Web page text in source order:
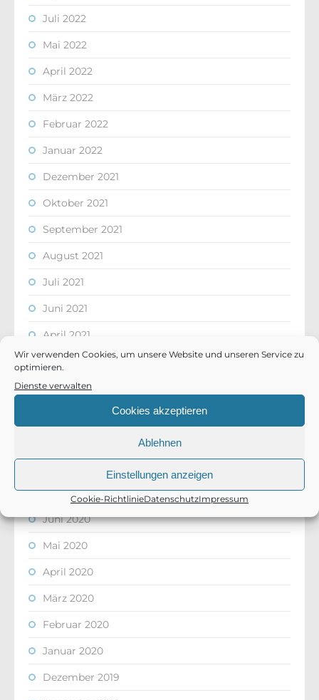
Wir verwenden Cookies, um unsere Website und unseren Service zu
optimieren.
Dienste verwalten
Cookies akzeptieren
Ablehnen
Einstellungen anzeigen
Cookie-RichtlinieDatenschutzImpressum
Juli 2022
Mai 2022
April 2022
März 2022
Februar 2022
Januar 2022
Dezember 2021
Oktober 2021
September 2021
August 2021
Juli 2021
Juni 2021
April 2021
März 2021
Februar 2021
November 2020
Juli 2020
Juni 2020
Mai 2020
April 2020
März 2020
Februar 2020
Januar 2020
Dezember 2019